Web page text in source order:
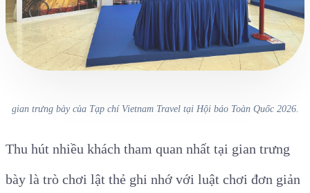
gian trưng bày của Tạp chí Vietnam Travel tại Hội báo Toàn Quốc 2026.
Thu hút nhiều khách tham quan nhất tại gian trưng
bày là trò chơi lật thẻ ghi nhớ với luật chơi đơn giản